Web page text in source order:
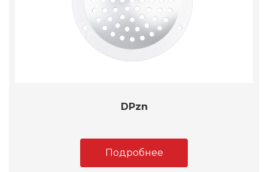
DPzn
Подробнее